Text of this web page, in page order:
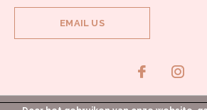
EMAIL US